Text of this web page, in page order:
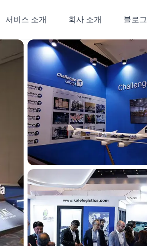
서비스 소개 회사 소개 블로그